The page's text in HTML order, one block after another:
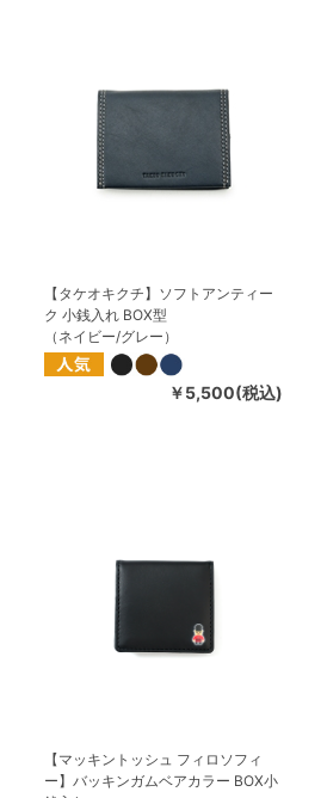
【タケオキクチ】ソフトアンティー
ク 小銭入れ BOX型
（ネイビー/グレー）
￥5,500(税込)
【マッキントッシュ フィロソフィ
ー】バッキンガムベアカラー BOX小